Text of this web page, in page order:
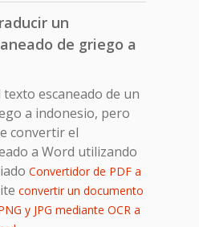
un
de griego a
escaneado de un
a indonesio, pero
convertir el
a Word utilizando
Convertidor de PDF a
convertir un documento
y JPG mediante OCR a